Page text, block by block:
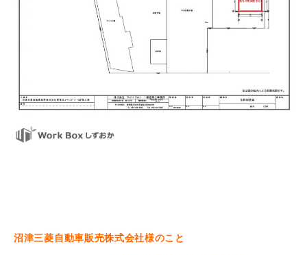
沼津三菱自動車販売株式会社様のこと